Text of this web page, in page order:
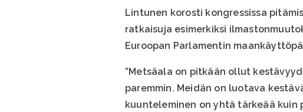
Lintunen korosti kongressissa
ratkaisuja esimerkiksi
Euroopan Parlamentin
”Metsäala on pitkään ollut
paremmin. Meidän on luotava
kuunteleminen on yhtä tärkeää kuin